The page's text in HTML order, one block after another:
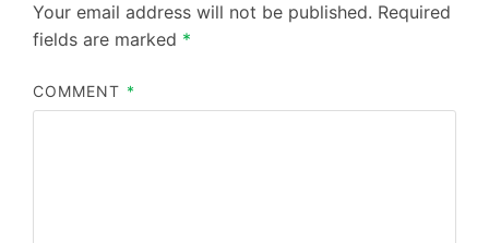
Your email address will not be published. Required
fields are marked *
COMMENT *